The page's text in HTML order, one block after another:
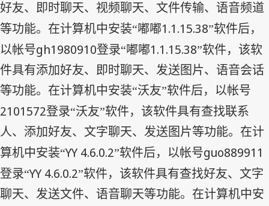
好友、即时聊天、视频聊天、文件传输、语音频道
等功能。在计算机中安装“嘟嘟1.1.15.38”软件后，
以帐号gh1980910登录“嘟嘟1.1.15.38”软件，该软
件具有添加好友、即时聊天、发送图片、语音会话
等功能。在计算机中安装“沃友”软件后，以帐号
2101572登录“沃友”软件，该软件具有查找联系
人、添加好友、文字聊天、发送图片等功能。在计
算机中安装“YY 4.6.0.2”软件后，以帐号guo889911
登录“YY 4.6.0.2”软件，该软件具有查找好友、文字
聊天、发送文件、语音聊天等功能。在计算机中安